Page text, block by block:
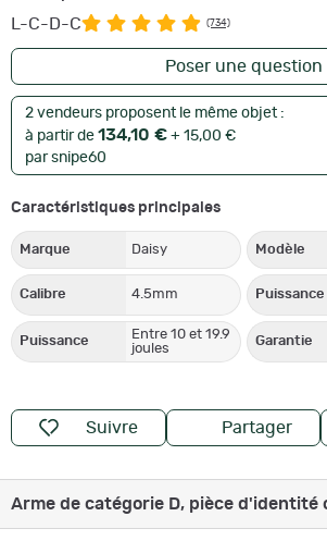
L-C-D-C (734)
Poser une question
2 vendeurs proposent le même objet :
à partir de 134,10 € + 15,00 €
par snipe60
Caractéristiques principales
Marque Daisy Modèle
Calibre 4.5mm Puissance
Puissance
Entre 10 et 19.9
joules
Garantie
Suivre Partager
Arme de catégorie D, pièce d'identité